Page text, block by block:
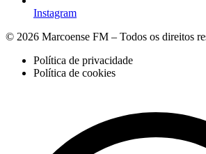
Instagram
© 2026 Marcoense FM – Todos os direitos
Política de privacidade
Política de cookies